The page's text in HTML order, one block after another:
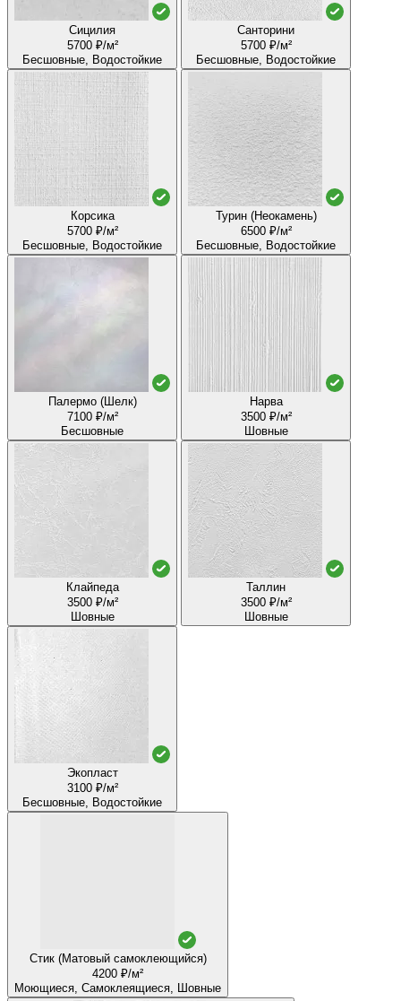
Сицилия
5700 ₽/м²
Бесшовные, Водостойкие
Санторини
5700 ₽/м²
Бесшовные, Водостойкие
Корсика
5700 ₽/м²
Бесшовные, Водостойкие
Турин (Неокамень)
6500 ₽/м²
Бесшовные, Водостойкие
Палермо (Шелк)
7100 ₽/м²
Бесшовные
Нарва
3500 ₽/м²
Шовные
Клайпеда
3500 ₽/м²
Шовные
Таллин
3500 ₽/м²
Шовные
Экопласт
3100 ₽/м²
Бесшовные, Водостойкие
Стик (Матовый самоклеющийся)
4200 ₽/м²
Моющиеся, Самоклеящиеся, Шовные